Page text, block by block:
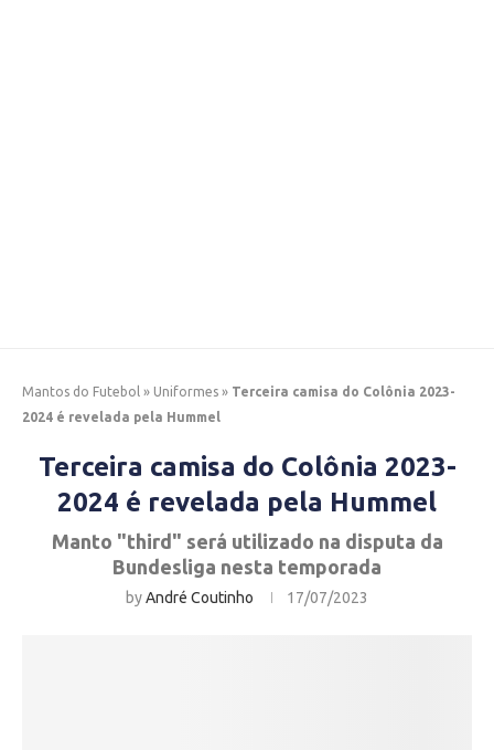
Mantos do Futebol » Uniformes » Terceira camisa do Colônia 2023-
2024 é revelada pela Hummel
Terceira camisa do Colônia 2023-
2024 é revelada pela Hummel
Manto "third" será utilizado na disputa da
Bundesliga nesta temporada
byAndré Coutinho 17/07/2023